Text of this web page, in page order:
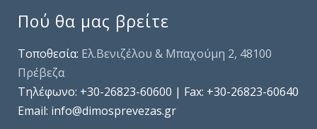
Πού θα μας βρείτε
Τοποθεσία: Ελ.Βενιζέλου & Μπαχούμη 2, 48100
Πρέβεζα
Τηλέφωνo: +30-26823-60600 | Fax: +30-26823-60640
Email: info@dimosprevezas.gr